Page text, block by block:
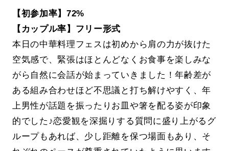
【初参加率】72%
【カップル率】フリー形式
本日の中華料理フェスは初めから肩の力が抜けた
空気感で、緊張はほとんどなくお食事を楽しみな
がら自然に会話が始まっていきました！年齢差が
ある組み合わせほど不思議と打ち解けやすく、年
上男性が話題を振ったりお皿や箸を配る姿が印象
的でした♪恋愛観を深掘りする質問に盛り上がるグ
ループもあれば、少し距離を保つ場面もあり、そ